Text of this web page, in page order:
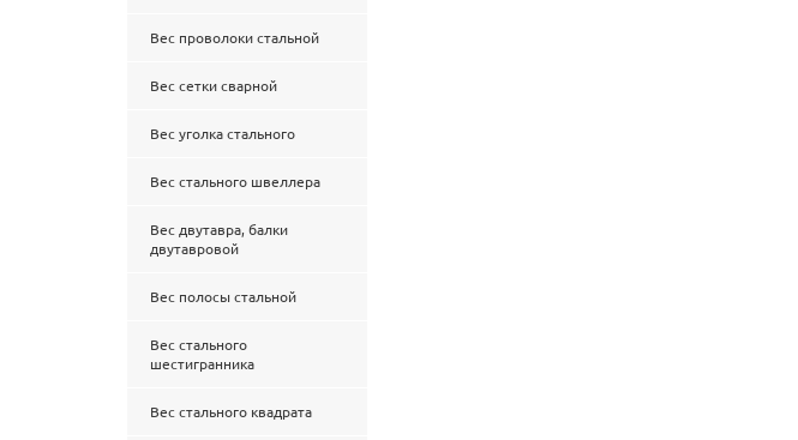
Вес проволоки стальной
Вес сетки сварной
Вес уголка стального
Вес стального швеллера
Вес двутавра, балки
двутавровой
Вес полосы стальной
Вес стального
шестигранника
Вес стального квадрата